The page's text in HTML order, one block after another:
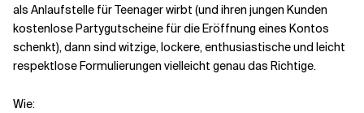
als Anlaufstelle für Teenager wirbt (und ihren jungen Kunden
kostenlose Partygutscheine für die Eröffnung eines Kontos
schenkt), dann sind witzige, lockere, enthusiastische und leicht
respektlose Formulierungen vielleicht genau das Richtige.
Wie: